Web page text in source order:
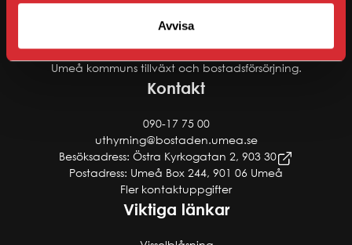
Avvisa
kommun. Företagets historia sträcker sig från 1953, då det
startade i stiftelseform. 1995 blev företaget ombildat till ett
kommunalt allmännyttigt bolag med uppdrag att bidra till
Umeå kommuns tillväxt och bostadsförsörjning.
Kontakt
090-17 75 00
uthyrning@bostaden.umea.se
Besöksadress: Östra Kyrkogatan 2, 903 30
Postadress: Umeå Box 244, 901 06 Umeå
Fler kontaktuppgifter
Viktiga länkar